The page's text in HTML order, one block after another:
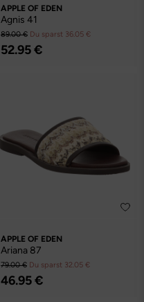
APPLE OF EDEN
Agnis 41
89.00 € Du sparst 36.05 €
52.95 €
APPLE OF EDEN
Ariana 87
79.00 € Du sparst 32.05 €
46.95 €